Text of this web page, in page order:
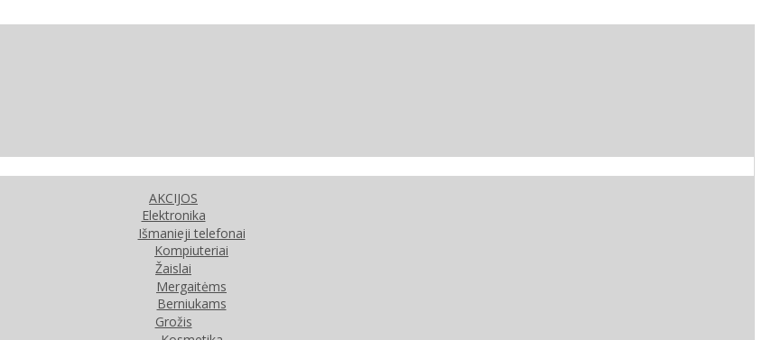
AKCIJOS
Elektronika
Išmanieji telefonai
Kompiuteriai
Žaislai
Mergaitėms
Berniukams
Grožis